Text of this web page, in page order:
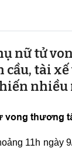
nữ tử
tài
nhiều
vong thương
11h